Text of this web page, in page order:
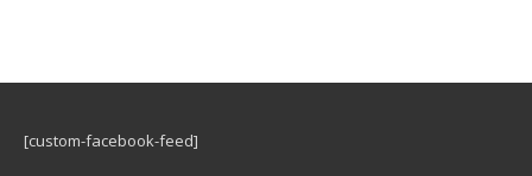
[custom-facebook-feed]